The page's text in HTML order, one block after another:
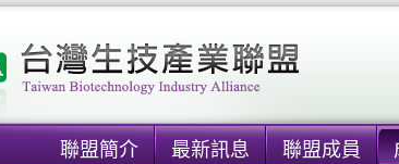
聯盟簡介 最新訊息 聯盟成員